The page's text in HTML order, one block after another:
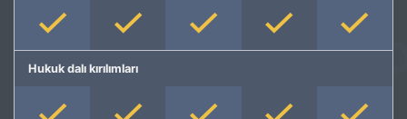
Hukuk dalı kırılımları